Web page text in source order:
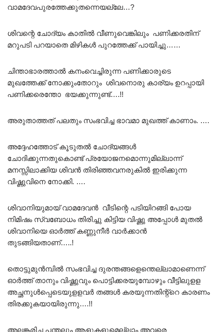
വാമദേവപുരത്തേക്കുതന്നെയല്ലേ…?
ശിവന്റെ ചോദ്യം കാതിൽ വീണുവെങ്കിലും പണിക്കരതിന്
മറുപടി പറയാതെ മിഴികൾ പുറത്തേക്ക് പായിച്ചു……
ചിന്താഭാരത്താൽ കനംവെച്ചിരുന്ന പണിക്കാരുടെ
മുഖത്തേക്ക് നോക്കുംതോറും ശിവനൊരു കാര്യം ഉറപ്പായി
പണിക്കരെന്തോ ഭയക്കുന്നുണ്ട്….!!
അരുതാത്തത് പലതും സംഭവിച്ച ഭാവമാ മുഖത്ത് കാണാം. ….
അദ്ദേഹത്തോട് കൂടുതൽ ചോദ്യങ്ങൾ
ചോദിക്കുന്നതുകൊണ്ട് പ്രയോജനമൊന്നുമില്ലാന്ന്
മനസ്സിലാക്കിയ ശിവൻ തിരിഞ്ഞവനരുകിൽ ഇരിക്കുന്ന
വിഷ്ണുവിനെ നോക്കി. ….
ശിവാനിയുമായ് വാമദേവൻ വീടിന്റെ പടിയിറങ്ങി പോയ
നിമിഷം സ്വബോധം തിരിച്ചു കിട്ടിയ വിഷ്ണു അപ്പോൾ മുതൽ
ശിവാനിയെ ഓർത്ത് കണ്ണുനീർ വാർക്കാൻ
തുടങ്ങിയതാണ്…..!
തൊട്ടുമുൻമ്പിൽ സംഭവിച്ച ദുരന്തങ്ങളെന്തെല്ലാമാണെന്ന്
ഓർത്ത് താനും വിഷ്ണുവും പൊട്ടിക്കരയുമ്പോഴും വീട്ടിലുളള
അച്ഛനുൾപ്പെടെയുളളവർ തങ്ങൾ കരയുന്നതിന്റ്റെ കാരണം
തിരക്കുകയായിരുന്നു….!!
അലങ്കരിച്ച പന്തലും ആളുകളുമെല്ലാം അവരെ